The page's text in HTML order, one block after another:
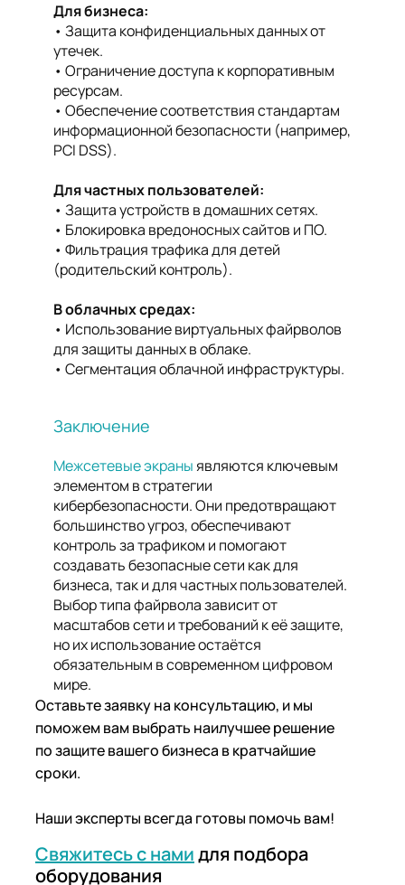
Для бизнеса:
Защита конфиденциальных данных от
утечек.
Ограничение доступа к корпоративным
ресурсам.
Обеспечение соответствия стандартам
информационной безопасности (например,
PCI DSS).
Для частных пользователей:
Защита устройств в домашних сетях.
Блокировка вредоносных сайтов и ПО.
Фильтрация трафика для детей
(родительский контроль).
В облачных средах:
Использование виртуальных файрволов
для защиты данных в облаке.
Сегментация облачной инфраструктуры.
Заключение
Межсетевые экраны являются ключевым
элементом в стратегии
кибербезопасности. Они предотвращают
большинство угроз, обеспечивают
контроль за трафиком и помогают
создавать безопасные сети как для
бизнеса, так и для частных пользователей.
Выбор типа файрвола зависит от
масштабов сети и требований к её защите,
но их использование остаётся
обязательным в современном цифровом
мире.
Оставьте заявку на консультацию, и мы
поможем вам выбрать наилучшее решение
по защите вашего бизнеса в кратчайшие
сроки.
Наши эксперты всегда готовы помочь вам!
Свяжитесь с намидля подбора
оборудования